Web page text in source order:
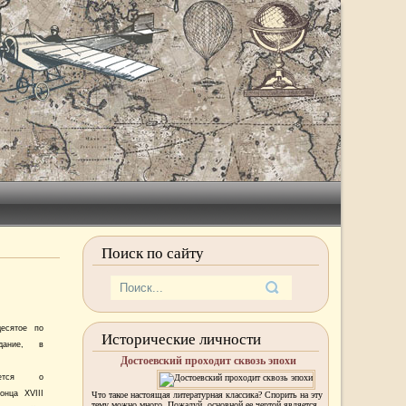
по
в
о
XVIII
Поиск по сайту
Исторические личности
Достоевский проходит сквозь эпохи
Что такое настоящая литературная классика? Спорить на эту